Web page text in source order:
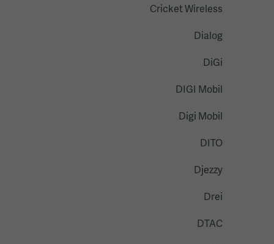
Cricket Wireless
Dialog
DiGi
DIGI Mobil
Digi Mobil
DITO
Djezzy
Drei
DTAC